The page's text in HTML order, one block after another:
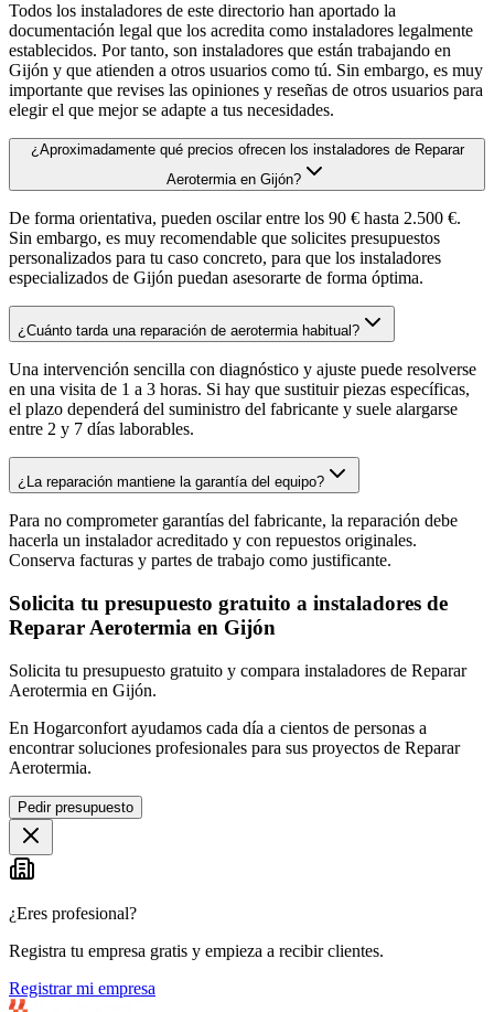
Todos los instaladores de este directorio han aportado la
documentación legal que los acredita como instaladores legalmente
establecidos. Por tanto, son instaladores que están trabajando en
Gijón y que atienden a otros usuarios como tú. Sin embargo, es muy
importante que revises las opiniones y reseñas de otros usuarios para
elegir el que mejor se adapte a tus necesidades.
¿Aproximadamente qué precios ofrecen los instaladores de Reparar
Aerotermia en Gijón?
De forma orientativa, pueden oscilar entre los 90 € hasta 2.500 €.
Sin embargo, es muy recomendable que solicites presupuestos
personalizados para tu caso concreto, para que los instaladores
especializados de Gijón puedan asesorarte de forma óptima.
¿Cuánto tarda una reparación de aerotermia habitual?
Una intervención sencilla con diagnóstico y ajuste puede resolverse
en una visita de 1 a 3 horas. Si hay que sustituir piezas específicas,
el plazo dependerá del suministro del fabricante y suele alargarse
entre 2 y 7 días laborables.
¿La reparación mantiene la garantía del equipo?
Para no comprometer garantías del fabricante, la reparación debe
hacerla un instalador acreditado y con repuestos originales.
Conserva facturas y partes de trabajo como justificante.
Solicita tu presupuesto gratuito a instaladores de
Reparar Aerotermia en Gijón
Solicita tu presupuesto gratuito y compara instaladores de Reparar
Aerotermia en Gijón.
En Hogarconfort ayudamos cada día a cientos de personas a
encontrar soluciones profesionales para sus proyectos de Reparar
Aerotermia.
Pedir presupuesto
¿Eres profesional?
Registra tu empresa gratis y empieza a recibir clientes.
Registrar mi empresa